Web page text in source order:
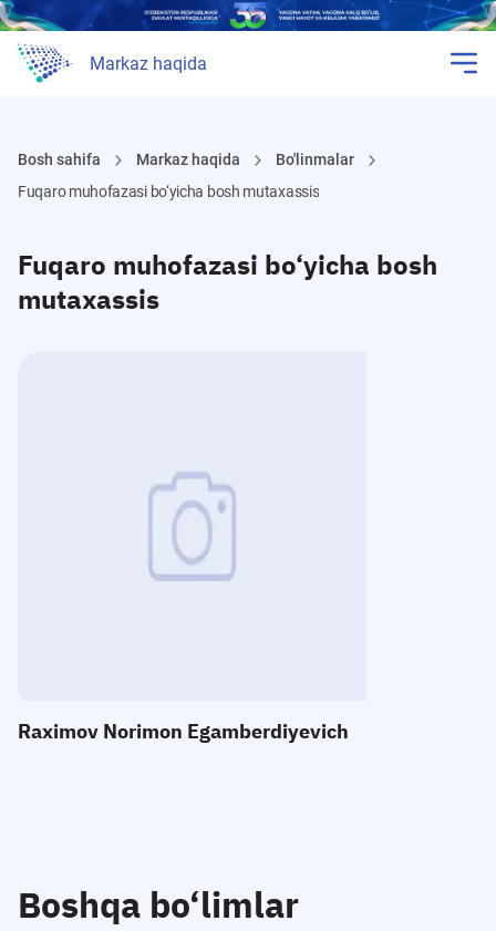
Markaz haqida
Bosh sahifa Markaz haqida
Bo'linmalar
Fuqaro muhofazasi bo‘yicha bosh mutaxassis
Fuqaro muhofazasi bo‘yicha bosh
mutaxassis
Raximov Norimon Egamberdiyevich
Boshqa bo‘limlar